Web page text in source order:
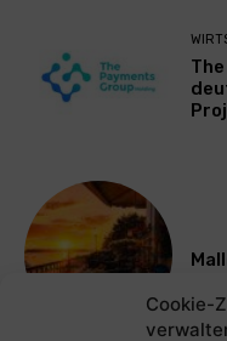
Cookie-